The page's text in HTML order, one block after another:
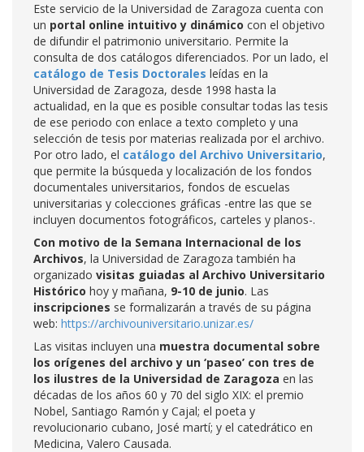
Este servicio de la Universidad de Zaragoza cuenta con
un portal online intuitivo y dinámico con el objetivo
de difundir el patrimonio universitario. Permite la
consulta de dos catálogos diferenciados. Por un lado, el
catálogo de Tesis Doctorales leídas en la
Universidad de Zaragoza, desde 1998 hasta la
actualidad, en la que es posible consultar todas las tesis
de ese periodo con enlace a texto completo y una
selección de tesis por materias realizada por el archivo.
Por otro lado, el catálogo del Archivo Universitario,
que permite la búsqueda y localización de los fondos
documentales universitarios, fondos de escuelas
universitarias y colecciones gráficas -entre las que se
incluyen documentos fotográficos, carteles y planos-.
Con motivo de la Semana Internacional de los
Archivos, la Universidad de Zaragoza también ha
organizado visitas guiadas al Archivo Universitario
Histórico hoy y mañana, 9-10 de junio. Las
inscripciones se formalizarán a través de su página
web: https://archivouniversitario.unizar.es/
Las visitas incluyen una muestra documental sobre
los orígenes del archivo y un ‘paseo’ con tres de
los ilustres de la Universidad de Zaragoza en las
décadas de los años 60 y 70 del siglo XIX: el premio
Nobel, Santiago Ramón y Cajal; el poeta y
revolucionario cubano, José martí; y el catedrático en
Medicina, Valero Causada.